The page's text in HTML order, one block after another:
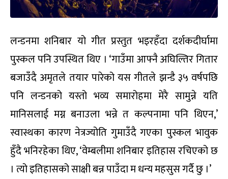
लन्डनमा शनिबार यो गीत प्रस्तुत भइरहँदा दर्शकदीर्घामा
पुस्कल पनि उपस्थित थिए । ‘गाउँमा आफ्नै अघिल्तिर गितार
बजाउँदै अमृतले तयार पारेको यस गीतले झन्डै ३५ वर्षपछि
पनि लन्डनको यस्तो भव्य समारोहमा मेरै सामुन्ने यति
मानिसलाई मग्न बनाउला भन्ने त कल्पनामा पनि थिएन,’
स्वास्थका कारण नेत्रज्योति गुमाउँदै गएका पुस्कल भावुक
हुँदै भनिरहेका थिए, ‘वेम्बलीमा शनिबार इतिहास रचिएको छ
। त्यो इतिहासको साक्षी बन्न पाउँदा म धन्य महसुस गर्दै छु ।’